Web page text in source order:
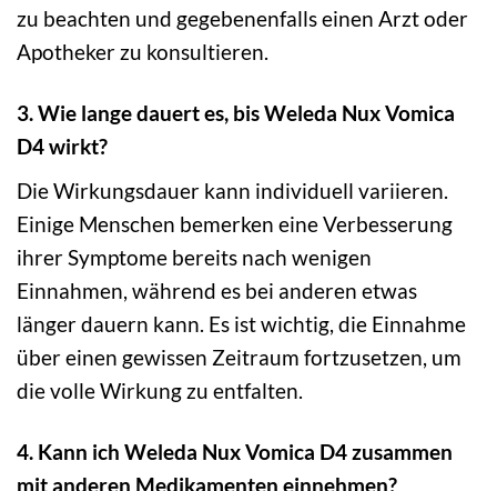
zu beachten und gegebenenfalls einen Arzt oder
Apotheker zu konsultieren.
3. Wie lange dauert es, bis Weleda Nux Vomica
D4 wirkt?
Die Wirkungsdauer kann individuell variieren.
Einige Menschen bemerken eine Verbesserung
ihrer Symptome bereits nach wenigen
Einnahmen, während es bei anderen etwas
länger dauern kann. Es ist wichtig, die Einnahme
über einen gewissen Zeitraum fortzusetzen, um
die volle Wirkung zu entfalten.
4. Kann ich Weleda Nux Vomica D4 zusammen
mit anderen Medikamenten einnehmen?